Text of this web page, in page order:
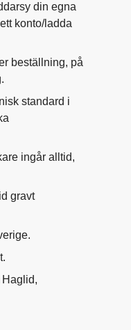
din egna
konto/ladda
beställning, på
standard i
ingår alltid,
gravt
Haglid,